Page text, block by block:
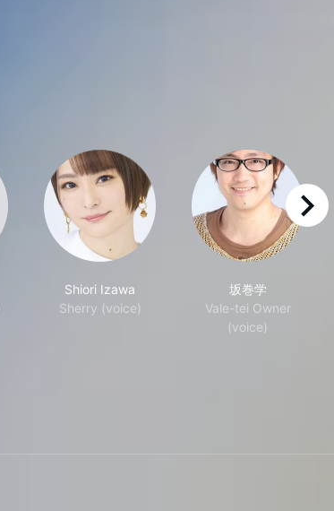
Shiori Izawa
Sherry (voice)
坂巻学
Vale-tei Owner
(voice)
right